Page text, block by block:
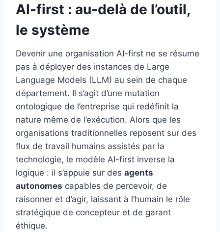
AI-first : au-delà de l’outil,
le système
Devenir une organisation AI-first ne se résume
pas à déployer des instances de Large
Language Models (LLM) au sein de chaque
département. Il s’agit d’une mutation
ontologique de l’entreprise qui redéfinit la
nature même de l’exécution. Alors que les
organisations traditionnelles reposent sur des
flux de travail humains assistés par la
technologie, le modèle AI-first inverse la
logique : il s’appuie sur des agents
autonomes capables de percevoir, de
raisonner et d’agir, laissant à l’humain le rôle
stratégique de concepteur et de garant
éthique.